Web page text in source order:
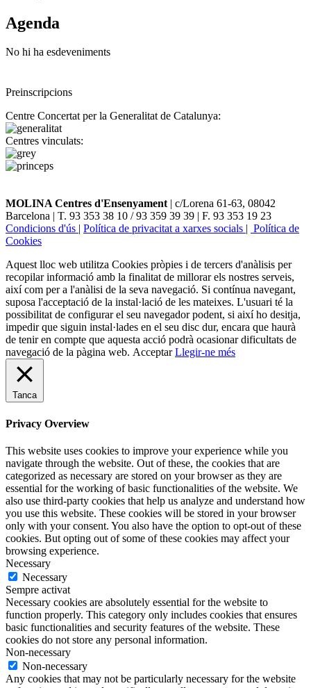
Agenda
No hi ha esdeveniments
Preinscripcions
Centre Concertat per la Generalitat de Catalunya:
Centres vinculats:
MOLINA Centres d'Ensenyament| c/Lorena 61-63, 08042
Barcelona | T. 93 353 38 10 / 93 359 39 39 | F. 93 353 19 23
Condicions d'ús | Política de privacitat a xarxes socials | Política de
Cookies
Aquest lloc web utilitza Cookies pròpies i de tercers d'anàlisis per
recopilar informació amb la finalitat de millorar els nostres serveis,
així com per a l'anàlisi de la seva navegació. Si contínua navegant,
suposa l'acceptació de la instal·lació de les mateixes. L'usuari té la
possibilitat de configurar el seu navegador podent, si així ho desitja,
impedir que siguin instal·lades en el seu disc dur, encara que haurà
de tenir en compte que aquesta acció podrà ocasionar dificultats de
navegació de la pàgina web. Acceptar Llegir-ne més
Tanca
Privacy Overview
This website uses cookies to improve your experience while you
navigate through the website. Out of these, the cookies that are
categorized as necessary are stored on your browser as they are
essential for the working of basic functionalities of the website. We
also use third-party cookies that help us analyze and understand how
you use this website. These cookies will be stored in your browser
only with your consent. You also have the option to opt-out of these
cookies. But opting out of some of these cookies may affect your
browsing experience.
Necessary
Necessary
Sempre activat
Necessary cookies are absolutely essential for the website to
function properly. This category only includes cookies that ensures
basic functionalities and security features of the website. These
cookies do not store any personal information.
Non-necessary
Non-necessary
Any cookies that may not be particularly necessary for the website